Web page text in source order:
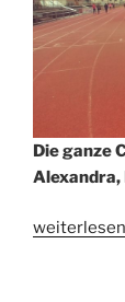
Die ganze
Alexandra,
weiterlesen